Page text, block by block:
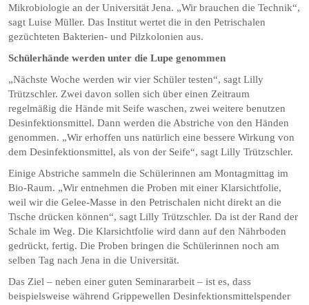
Mikrobiologie an der Universität Jena. „Wir brauchen die Technik“,
sagt Luise Müller. Das Institut wertet die in den Petrischalen
gezüchteten Bakterien- und Pilzkolonien aus.
Schülerhände werden unter die Lupe genommen
„Nächste Woche werden wir vier Schüler testen“, sagt Lilly
Trützschler. Zwei davon sollen sich über einen Zeitraum
regelmäßig die Hände mit Seife waschen, zwei weitere benutzen
Desinfektionsmittel. Dann werden die Abstriche von den Händen
genommen. „Wir erhoffen uns natürlich eine bessere Wirkung von
dem Desinfektionsmittel, als von der Seife“, sagt Lilly Trützschler.
Einige Abstriche sammeln die Schülerinnen am Montagmittag im
Bio-Raum. „Wir entnehmen die Proben mit einer Klarsichtfolie,
weil wir die Gelee-Masse in den Petrischalen nicht direkt an die
Tische drücken können“, sagt Lilly Trützschler. Da ist der Rand der
Schale im Weg. Die Klarsichtfolie wird dann auf den Nährboden
gedrückt, fertig. Die Proben bringen die Schülerinnen noch am
selben Tag nach Jena in die Universität.
Das Ziel – neben einer guten Seminararbeit – ist es, dass
beispielsweise während Grippewellen Desinfektionsmittelspender